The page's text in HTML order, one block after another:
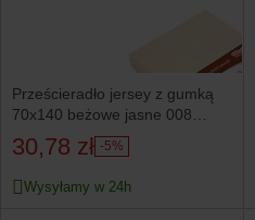
Prześcieradło jersey z gumką
70x140 beżowe jasne 008
KARO
30,78 zł -5%
Wysyłamy w 24h